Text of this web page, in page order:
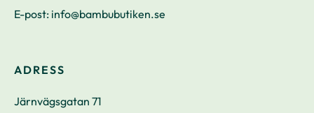
E-post: info@bambubutiken.se
ADRESS
Järnvägsgatan 71